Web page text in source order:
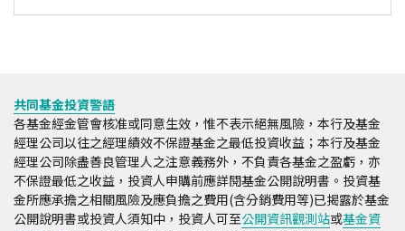
共同基金投資警語
各基金經金管會核准或同意生效，惟不表示絕無風險，本行及基金
經理公司以往之經理績效不保證基金之最低投資收益；本行及基金
經理公司除盡善良管理人之注意義務外，不負責各基金之盈虧，亦
不保證最低之收益，投資人申購前應詳閱基金公開說明書。投資基
金所應承擔之相關風險及應負擔之費用(含分銷費用等)已揭露於基金
公開說明書或投資人須知中，投資人可至公開資訊觀測站或基金資